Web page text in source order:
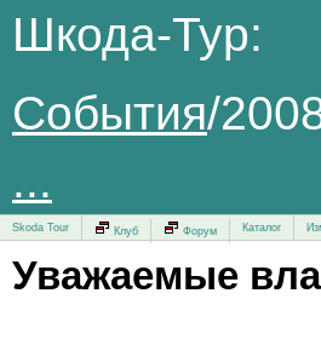
Шкода-Тур:
События/
...
Skoda Tour Клуб Форум Каталог
Уважаемые